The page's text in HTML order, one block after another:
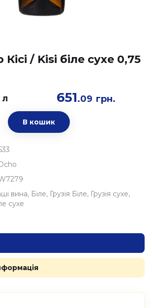
/ Kisi біле сухе 0,75
651.09 грн.
В кошик
вина Біле Грузія Біле Грузія сухе
сухе